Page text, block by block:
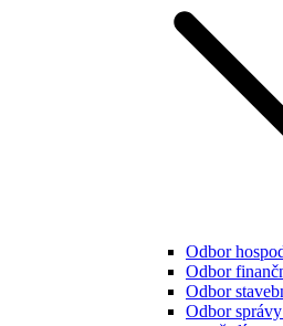
Odbor
Odbor
Odbor
Odbor